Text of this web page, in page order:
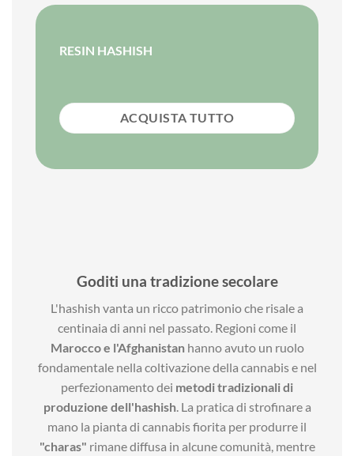
RESIN HASHISH
ACQUISTA TUTTO
Goditi una tradizione secolare
L'hashish vanta un ricco patrimonio che risale a
centinaia di anni nel passato. Regioni come il
Marocco e l'Afghanistanhanno avuto un ruolo
fondamentale nella coltivazione della cannabis e nel
perfezionamento dei metodi tradizionali di
produzione dell'hashish. La pratica di strofinare a
mano la pianta di cannabis fiorita per produrre il
"charas" rimane diffusa in alcune comunità, mentre